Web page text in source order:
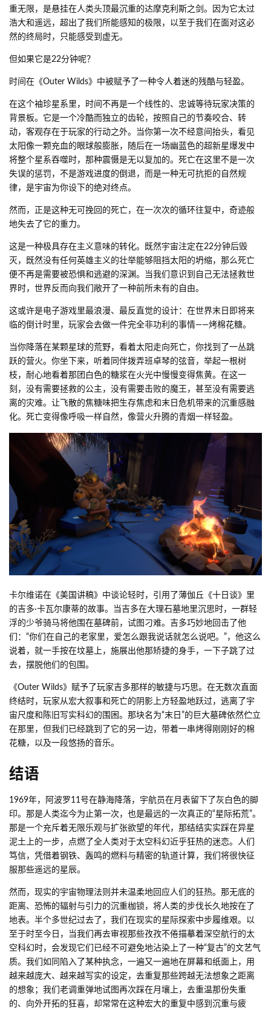
重无限，是悬挂在人类头顶最沉重的达摩克利斯之剑。因为它太过
浩大和遥远，超出了我们所能感知的极限，以至于我们在面对这必
然的终局时，只能感受到虚无。
但如果它是22分钟呢？
时间在《Outer Wilds》中被赋予了一种令人着迷的残酷与轻盈。
在这个袖珍星系里，时间不再是一个线性的、忠诚等待玩家决策的
背景板。它是一个冷酷而独立的齿轮，按照自己的节奏咬合、转
动，客观存在于玩家的行动之外。当你第一次不经意间抬头，看见
太阳像一颗充血的眼球般膨胀，随后在一场幽蓝色的超新星爆发中
将整个星系吞噬时，那种震慑是无以复加的。死亡在这里不是一次
失误的惩罚，不是游戏进度的倒退，而是一种无可抗拒的自然规
律，是宇宙为你设下的绝对终点。
然而，正是这种无可挽回的死亡，在一次次的循环往复中，奇迹般
地失去了它的重力。
这是一种极具存在主义意味的转化。既然宇宙注定在22分钟后毁
灭，既然没有任何英雄主义的壮举能够阻挡太阳的坍缩，那么死亡
便不再是需要被恐惧和逃避的深渊。当我们意识到自己无法拯救世
界时，世界反而向我们敞开了一种前所未有的自由。
这或许是电子游戏里最浪漫、最反直觉的设计：在世界末日即将来
临的倒计时里，玩家会去做一件完全非功利的事情——烤棉花糖。
当你降落在某颗星球的荒野，看着太阳走向死亡，你找到了一丛跳
跃的营火。你坐下来，听着同伴拨弄班卓琴的弦音，举起一根树
枝，耐心地看着那团白色的糖浆在火光中慢慢变得焦黄。在这一
刻，没有需要拯救的公主，没有需要击败的魔王，甚至没有需要逃
离的灾难。让飞散的焦糖味把生存焦虑和末日危机带来的沉重感融
化。死亡变得像呼吸一样自然，像营火升腾的青烟一样轻盈。
卡尔维诺在《美国讲稿》中谈论轻时，引用了薄伽丘《十日谈》里
的吉多·卡瓦尔康蒂的故事。当吉多在大理石墓地里沉思时，一群轻
浮的少爷骑马将他围在墓碑前，试图刁难。吉多巧妙地回击了他
们：​“你们在自己的老家里，爱怎么跟我说话就怎么说吧。​”，他这么
说着，就一手按在坟墓上，施展出他那矫捷的身手，一下子跳了过
去，摆脱他们的包围。
《Outer Wilds》赋予了玩家吉多那样的敏捷与巧思。在无数次直面
终结时，玩家从宏大叙事和死亡的阴影上方轻盈地跃过，逃离了宇
宙尺度和陈旧写实科幻的围困。那块名为“末日”的巨大墓碑依然伫立
在那里，但我们已经跳到了它的另一边，带着一串烤得刚刚好的棉
花糖，以及一段悠扬的音乐。
结语
1969年，阿波罗11号在静海降落，宇航员在月表留下了灰白色的脚
印。那是人类迄今为止第一次，也是最远的一次真正的“星际拓荒”。
那是一个充斥着无限乐观与扩张欲望的年代，那结结实实踩在异星
泥土上的一步，点燃了全人类对于太空科幻近乎狂热的迷恋。人们
笃信，凭借着钢铁、轰鸣的燃料与精密的轨道计算，我们将很快征
服那些遥远的星辰。
然而，现实的宇宙物理法则并未温柔地回应人们的狂热。那无底的
距离、恐怖的辐射与引力的沉重枷锁，将人类的步伐长久地按在了
地表。半个多世纪过去了，我们在现实的星际探索中步履维艰。以
至于时至今日，当我们再去审视那些孜孜不倦描摹着深空航行的太
空科幻时，会发现它们已经不可避免地沾染上了一种“复古”的文艺气
质。我们如同陷入了某种执念，一遍又一遍地在屏幕和纸面上，用
越来越庞大、越来越写实的设定，去重复那些跨越无法想象之距离
的想象；我们老调重弹地试图再次踩在月壤上，去重温那份失重
的、向外开拓的狂喜，却常常在这种宏大的重复中感到沉重与疲